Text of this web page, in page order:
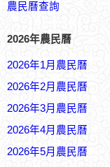
農民曆查詢
2026年農民曆
2026年1月農民曆
2026年2月農民曆
2026年3月農民曆
2026年4月農民曆
2026年5月農民曆